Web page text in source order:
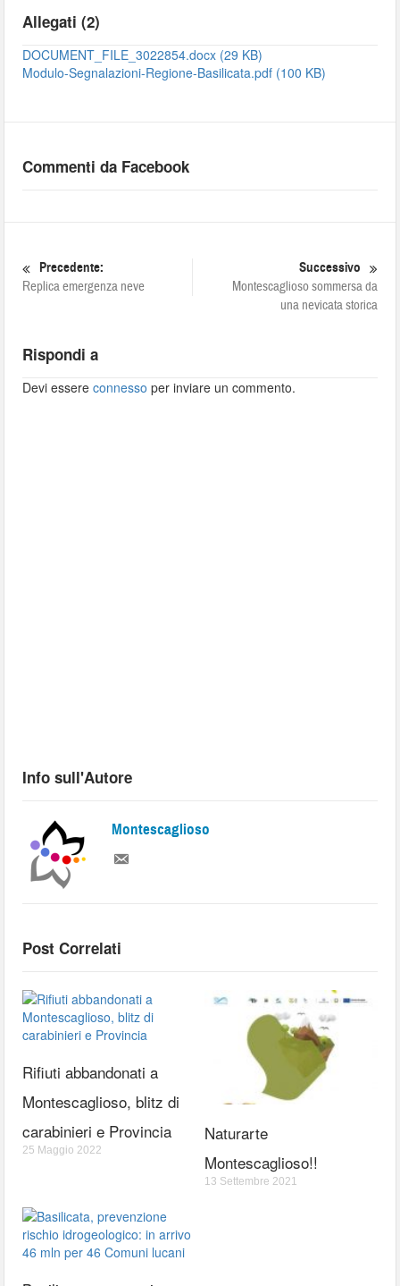
Allegati (2)
DOCUMENT_FILE_3022854.docx (29 KB)
Modulo-Segnalazioni-Regione-Basilicata.pdf (100 KB)
Commenti da Facebook
Precedente:
Replica emergenza neve
Successivo
Montescaglioso sommersa da
una nevicata storica
Rispondi a
Devi essereconnesso per inviare un commento.
Info sull'Autore
Montescaglioso
Post Correlati
Rifiuti abbandonati a
Montescaglioso, blitz di
carabinieri e Provincia
25 Maggio 2022
Naturarte
Montescaglioso!!
13 Settembre 2021